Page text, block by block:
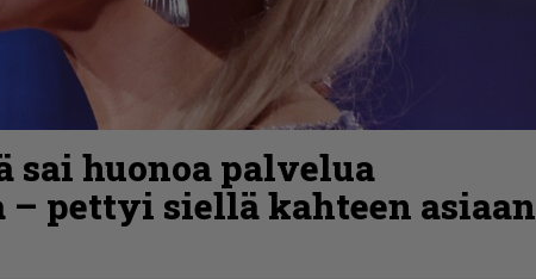
sai huonoa palvelua
– pettyi siellä kahteen asiaan